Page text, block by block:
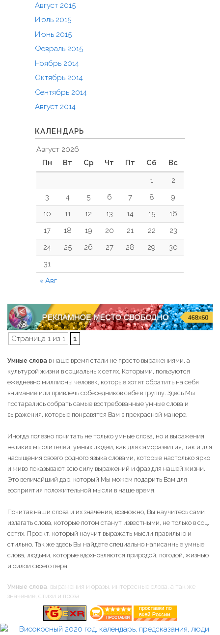
Август 2015
Июль 2015
Июнь 2015
Февраль 2015
Ноябрь 2014
Октябрь 2014
Сентябрь 2014
Август 2014
КАЛЕНДАРЬ
Август 2026
Пн
Вт Ср Чт Пт Сб Вс
« Авг
1
2
3
4 5 6 7 8
9
10
11 12 13 14 15
16
17
18 19 20 21 22
23
24
25 26 27 28 29
30
31
Страница 1 из 1 1
Умные слова в наше время стали не просто выражениями, а
культурой жизни в социальных сетях. Которыми, пользуются
ежедневно миллионы человек, которые хотят обратить на себя
внимание или привлечь собеседников себе в группу. Здесь Мы
постарались собрать самые востребованные умные слова и
выражения, которые понравятся Вам в прекрасной манере.
Иногда полезно почитать не только умные слова, но и выражения
великих мыслителей, умных людей, как для саморазвития, так и для
насыщения своего родного языка словами, которые настолько ярко
и живо показывают всю силу выражений и фраз для нашей жизни.
Это величайший дар, который Мы можем подарить Вам для
восприятия положительной мысли в наше время.
Почитав наши слова и их значения, возможно, Вы научитесь сами
излагать слова, которые потом станут известными, не только в соц.
сетях. Проект, который научит выражать мысли правильно и
стильно. Так же здесь Вы найдете специально написанные умные
слова, людьми, которые вдохновляются природой, погодой, жизнью
и силой своего пера.
Умные слова , выражения и фразы, интересные слова, а так же
значение, стихи и проза